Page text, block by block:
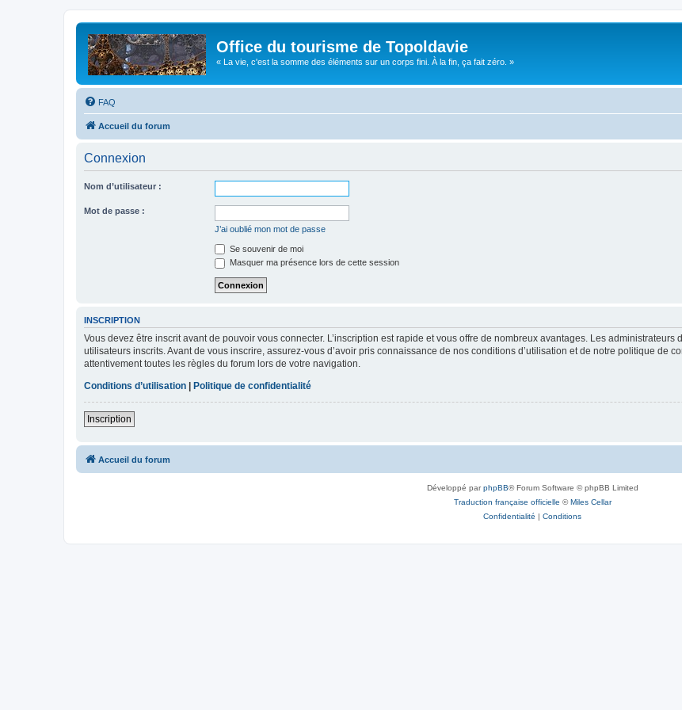
Office du tourisme de Topoldavie
« La vie, c'est la somme des éléments sur un corps fini. À la fin, ça fait zéro. »
FAQ
Accueil du forum
Connexion
Nom d’utilisateur :
Mot de passe :
J’ai oublié mon mot de passe
Se souvenir de moi
Masquer ma présence lors de cette session
INSCRIPTION
Vous devez être inscrit avant de pouvoir vous connecter. L’inscription est rapide et vous offre de nombreux avantages. Les
utilisateurs inscrits. Avant de vous inscrire, assurez-vous d’avoir pris connaissance de nos conditions d’utilisation et de notre politique de
attentivement toutes les règles du forum lors de votre navigation.
Conditions d’utilisation
Politique de confidentialité
Inscription
Accueil du forum
Développé parphpBB® Forum Software © phpBB Limited
Traduction française officielle ©Miles Cellar
Confidentialité | Conditions